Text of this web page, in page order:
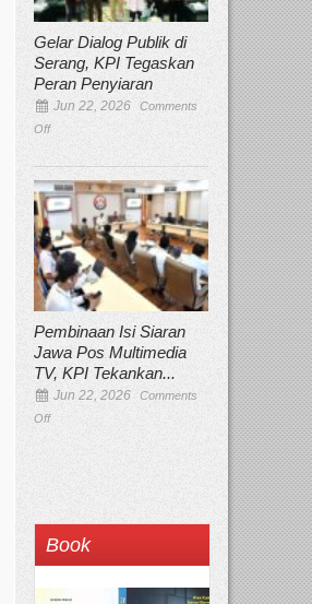
Gelar Dialog Publik di
Serang, KPI Tegaskan
Peran Penyiaran
Jun 22, 2026
Comments
Off
Pembinaan Isi Siaran
Jawa Pos Multimedia
TV, KPI Tekankan...
Jun 22, 2026
Comments
Off
Book